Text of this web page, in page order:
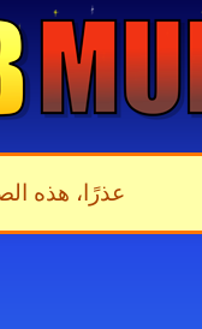
عذرًا، هذه